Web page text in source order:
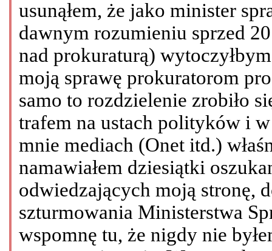
usunąłem, że jako minister
dawnym rozumieniu sprzed
nad prokuraturą)
moją sprawę prokuratorom
samo to rozdzielenie zrobiło
trafem na ustach polityków i
mnie mediach (Onet itd.)
namawiałem dziesiątki
odwiedzających moją stronę,
szturmowania Ministerstwa
wspomnę tu, że nigdy nie